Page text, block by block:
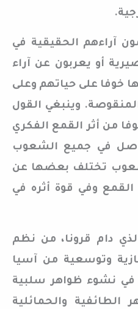
آراءهم الحقيقية في
أو يعربون عن آراء
خوفا على حياتهم وعلى
وينبغي القول
من أثر القمع الفكري
في جميع الشعوب
تختلف بعضها عن
وفي قوة أثره في
دام قرونا، من نظم
وتوسعية من آسيا
نشوء ظواهر سلبية
الطائفية والحمائلية